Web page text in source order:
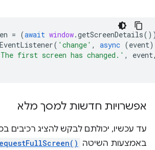
= (await window.getScreenDetails
( 'change' , async (event)
first screen has changed.' , event
אפשרויות חדשות למסך מלא
עד עכשיו, יכולתם לבקש להציג רכיבים
באמצעות השיטה